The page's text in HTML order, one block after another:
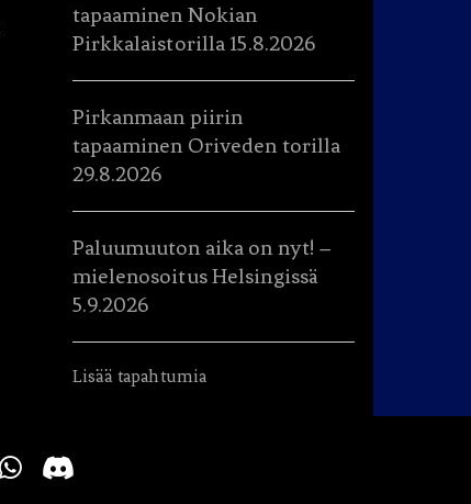
tapaaminen Nokian
Pirkkalaistorilla 15.8.2026
Pirkanmaan piirin
tapaaminen Oriveden torilla
29.8.2026
Paluumuuton aika on nyt! –
mielenosoitus Helsingissä
5.9.2026
Lisää tapahtumia